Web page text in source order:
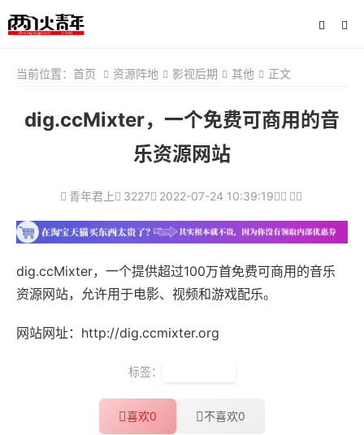
当前位置： 首页 资源阵地 影视后期 其他 正文
dig.ccMixter，一个免费可商用的音
乐资源网站
青年君上 3227 2022-07-24 10:39:19
dig.ccMixter，一个提供超过100万首免费可商用的音乐
资源网站，允许用于电影、视频和游戏配乐。
网站网址：http://dig.ccmixter.org
标签：
喜欢0 不喜欢0